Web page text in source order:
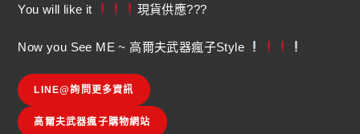
You will like it 現貨供應???
Now you See ME ~ 高爾夫武器瘋子Style
LINE@詢問更多資訊
高爾夫武器瘋子購物網站